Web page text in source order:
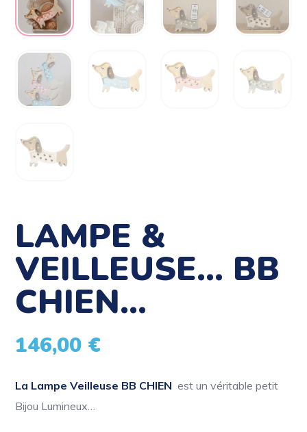
LAMPE &
VEILLEUSE… BB
CHIEN…
146,00 €
La Lampe Veilleuse BB CHIEN est un véritable petit
Bijou Lumineux…